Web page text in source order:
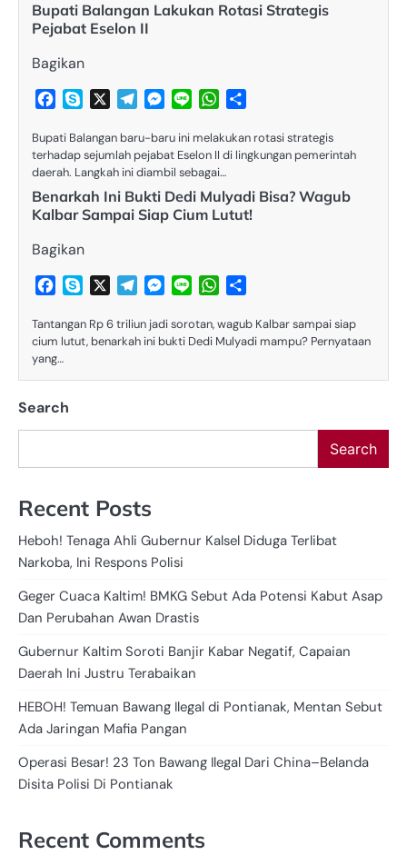
Bupati Balangan Lakukan Rotasi Strategis
Pejabat Eselon II
Bagikan
Facebook
Skype TelegramMessenger
Line WhatsApp
Bupati Balangan baru-baru ini melakukan rotasi strategis
terhadap sejumlah pejabat Eselon II di lingkungan pemerintah
daerah. Langkah ini diambil sebagai…
Benarkah Ini Bukti Dedi Mulyadi Bisa? Wagub
Kalbar Sampai Siap Cium Lutut!
Bagikan
Facebook
Skype TelegramMessenger
Line WhatsApp
Tantangan Rp 6 triliun jadi sorotan, wagub Kalbar sampai siap
cium lutut, benarkah ini bukti Dedi Mulyadi mampu? Pernyataan
yang…
Search
Search
Recent Posts
Heboh! Tenaga Ahli Gubernur Kalsel Diduga Terlibat
Narkoba, Ini Respons Polisi
Geger Cuaca Kaltim! BMKG Sebut Ada Potensi Kabut Asap
Dan Perubahan Awan Drastis
Gubernur Kaltim Soroti Banjir Kabar Negatif, Capaian
Daerah Ini Justru Terabaikan
HEBOH! Temuan Bawang Ilegal di Pontianak, Mentan Sebut
Ada Jaringan Mafia Pangan
Operasi Besar! 23 Ton Bawang Ilegal Dari China–Belanda
Disita Polisi Di Pontianak
Recent Comments